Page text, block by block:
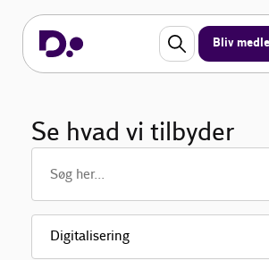
Bliv
Se hvad vi tilbyder